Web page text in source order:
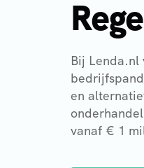
Bij Lenda.nl
en
vanaf € 1